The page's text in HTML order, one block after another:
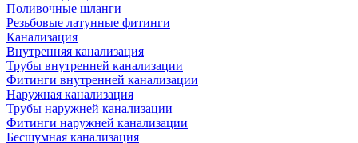
Поливочные шланги
Резьбовые латунные фитинги
Канализация
Внутренняя канализация
Трубы внутренней канализации
Фитинги внутренней канализации
Наружная канализация
Трубы наружней канализации
Фитинги наружней канализации
Бесшумная канализация